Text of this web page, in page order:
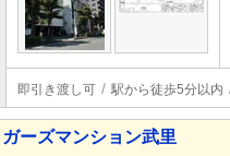
即引き渡し可 駅から徒歩5分以内
ーズマンション武里